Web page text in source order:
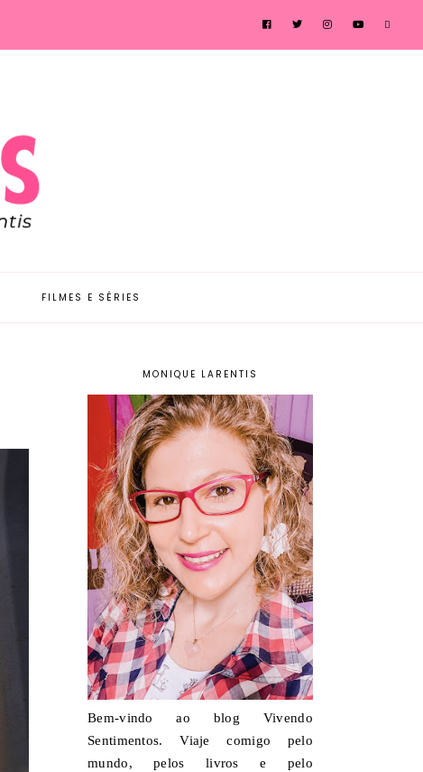
FILMES E SÉRIES
MONIQUE LARENTIS
Bem-vindo ao blog Vivendo
Sentimentos. Viaje comigo pelo
mundo, pelos livros e pelo